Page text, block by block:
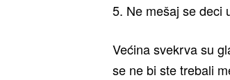
5. Ne mešaj se deci
Većina svekrva su
se ne bi ste trebali